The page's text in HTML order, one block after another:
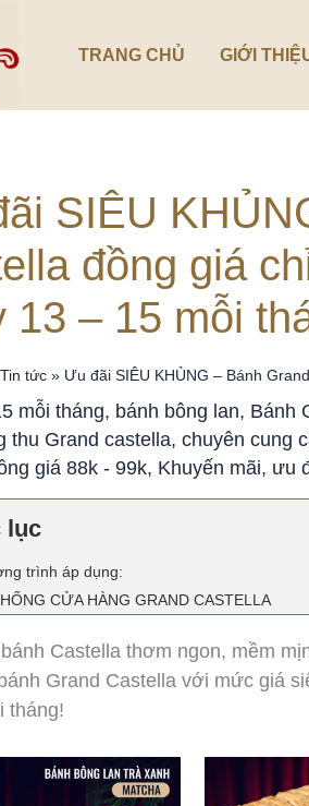
TRANG CHỦ GIỚI
SIÊU
đồng giá
13 – 15 mỗi
Tin tức » Ưu đãi SIÊU KHỦNG – Bánh
mỗi tháng, bánh bông lan, Bánh
thu Grand castella, chuyên cung
giá 88k - 99k, Khuyến mãi, ưu
lục
trình áp dụng:
CỬA HÀNG GRAND CASTELLA
Castella thơm ngon, mềm
Grand Castella với mức giá
tháng!